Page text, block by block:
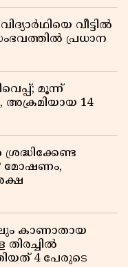
വീട്ടിൽ
പ്രധാന
മൂന്ന്
അക്രമിയായ 14
മോഷണം,
കാണാതായ
4 പേരുടെ